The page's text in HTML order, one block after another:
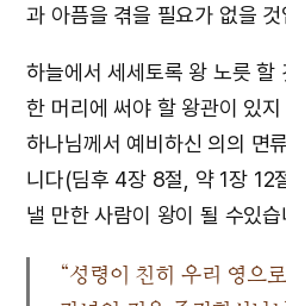
과 아픔을 겪을 필요가 없을 것
하늘에서 세세토록 왕 노릇 할
한 머리에 써야 할 왕관이 있
하나님께서 예비하신 의의 면
니다(딤후 4장 8절, 약 1장 12
낼 만한 사람이 왕이 될 수있습
“성령이 친히 우리 영으